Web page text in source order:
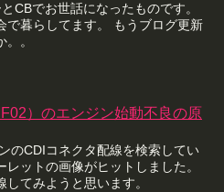
CBでお世話になったものです。
で暮らしてます。 もうブログ更新
。
）のエンジン始動不良の原
のCDIコネクタ配線を検索してい
ットの画像がヒットしました。
てみようと思います。